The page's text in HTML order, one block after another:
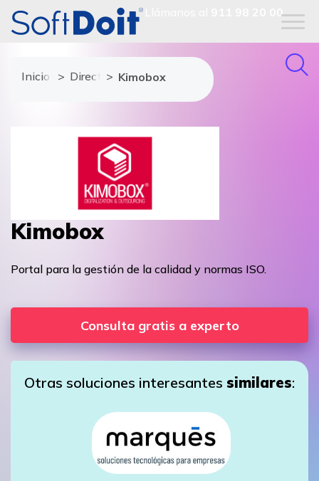
911 98 20 00
Inicio Directorio de proveedores
Kimobox
Kimobox
Portal para la gestión de la calidad y normas ISO.
Consulta gratis a experto
Otras soluciones interesantes similares: